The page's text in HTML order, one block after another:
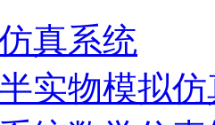
真系统
实物模拟